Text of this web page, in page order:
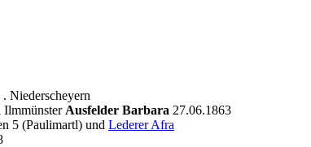
Niederscheyern
Ilmmünster Ausfelder Barbara 27.06.1863
5 (Paulimartl) und Lederer Afra